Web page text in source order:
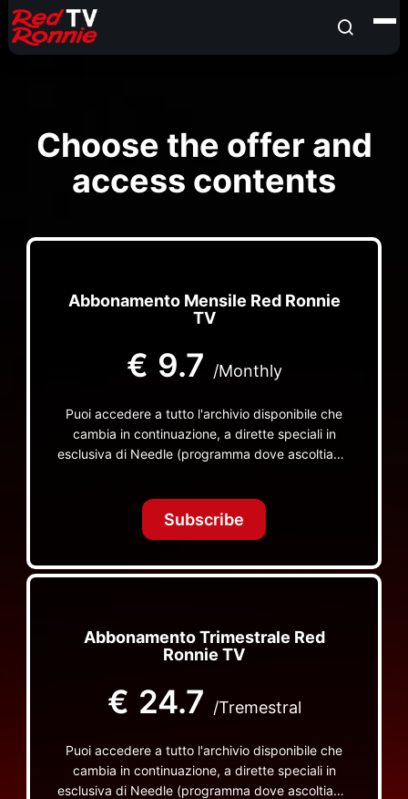
Choose the offer and
access contents
Abbonamento Mensile Red Ronnie
TV
€ 9.7 /Monthly
Puoi accedere a tutto l'archivio disponibile che
cambia in continuazione, a dirette speciali in
esclusiva di Needle (programma dove ascoltiamo
TV non visibili da nessuna altra parte
Subscribe
Abbonamento Trimestrale Red
Ronnie TV
€ 24.7 /Tremestral
Puoi accedere a tutto l'archivio disponibile che
cambia in continuazione, a dirette speciali in
esclusiva di Needle (programma dove ascoltiamo